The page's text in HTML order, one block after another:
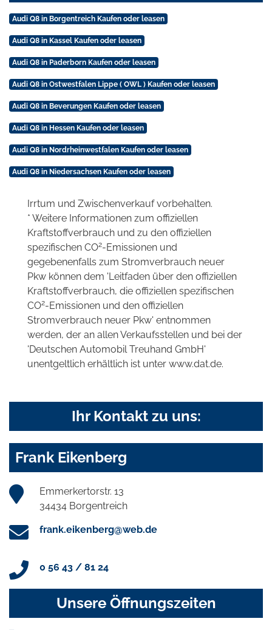
Audi Q8 in Borgentreich Kaufen oder leasen
Audi Q8 in Kassel Kaufen oder leasen
Audi Q8 in Paderborn Kaufen oder leasen
Audi Q8 in Ostwestfalen Lippe ( OWL ) Kaufen oder leasen
Audi Q8 in Beverungen Kaufen oder leasen
Audi Q8 in Hessen Kaufen oder leasen
Audi Q8 in Nordrheinwestfalen Kaufen oder leasen
Audi Q8 in Niedersachsen Kaufen oder leasen
Irrtum und Zwischenverkauf vorbehalten.
* Weitere Informationen zum offiziellen
Kraftstoffverbrauch und zu den offiziellen
spezifischen CO2-Emissionen und
gegebenenfalls zum Stromverbrauch neuer
Pkw können dem 'Leitfaden über den offiziellen
Kraftstoffverbrauch, die offiziellen spezifischen
CO2-Emissionen und den offiziellen
Stromverbrauch neuer Pkw' entnommen
werden, der an allen Verkaufsstellen und bei der
'Deutschen Automobil Treuhand GmbH'
unentgeltlich erhältlich ist unter www.dat.de.
Ihr Kontakt zu uns:
Frank Eikenberg
Emmerkertorstr. 13
34434 Borgentreich
frank.eikenberg@web.de
0 56 43 / 81 24
Unsere Öffnungszeiten